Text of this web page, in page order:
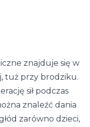
znajduje się w
tuż przy brodziku.
sił podczas
znaleźć dania
zarówno dzieci,